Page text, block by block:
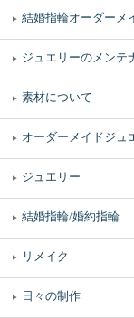
結婚指輪オーダーメ
ジュエリーのメンテ
素材について
オーダーメイドジュ
ジュエリー
結婚指輪/婚約指輪
リメイク
日々の制作